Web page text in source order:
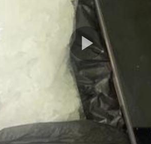
Play
Video